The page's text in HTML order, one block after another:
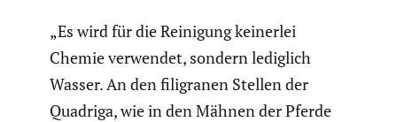
„Es wird für die Reinigung keinerlei
Chemie verwendet, sondern lediglich
Wasser. An den filigranen Stellen der
Quadriga, wie in den Mähnen der Pferde